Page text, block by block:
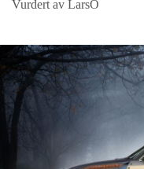
Vurdert av LarsO